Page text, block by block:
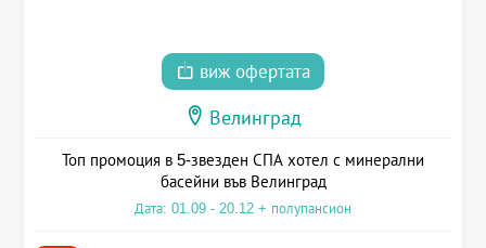
виж офертата
Велинград
Топ промоция в 5-звезден СПА хотел с минерални
басейни във Велинград
Дата: 01.09 - 20.12 + полупансион